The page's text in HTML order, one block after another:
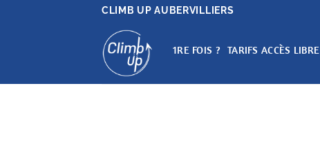
CLIMB UP AUBERVILLIERS
1RE FOIS ? TARIFS ACCÈS LIBRE